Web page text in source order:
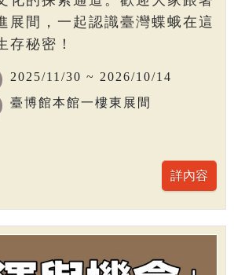
展間，一起認識臺灣蝶蛾在這
存秘密！
2025/11/30 ~ 2026/10/14
臺博館本館一樓東展間